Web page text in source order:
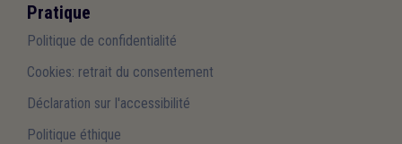
Pratique
Politique de confidentialité
Cookies: retrait du consentement
Déclaration sur l'accessibilité
Politique éthique